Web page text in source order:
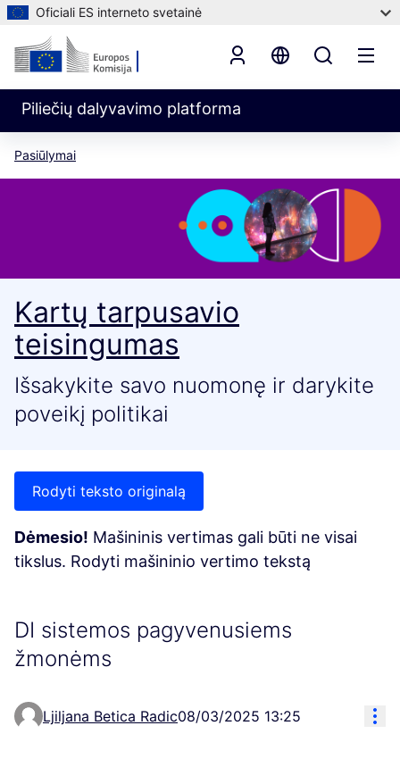
Oficiali ES interneto svetainė
Piliečių dalyvavimo platforma
Pasiūlymai
Kartų tarpusavio
teisingumas
Išsakykite savo nuomonę ir darykite
poveikį politikai
Rodyti teksto originalą
Dėmesio! Mašininis vertimas gali būti ne visai
tikslus. Rodyti mašininio vertimo tekstą
DI sistemos pagyvenusiems
žmonėms
Ljiljana Betica Radic08/03/2025 13:25